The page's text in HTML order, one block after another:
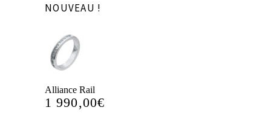
NOUVEAU !
Alliance Rail
1 990,00€